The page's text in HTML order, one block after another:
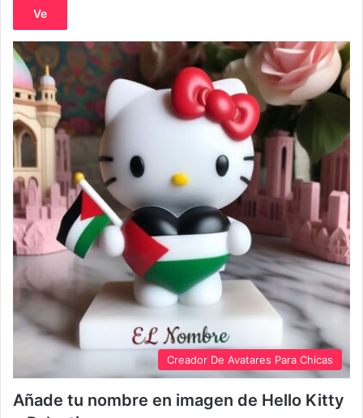
Ve
Creador De Avatares Para Chicas
Añade tu nombre en imagen de Hello Kitty